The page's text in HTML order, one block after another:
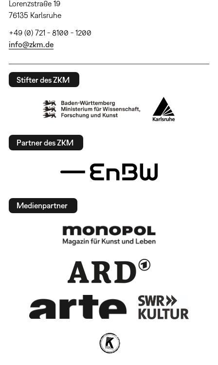
Lorenzstraße 19
76135 Karlsruhe
+49 (0) 721 - 8100 - 1200
info@zkm.de
Stifter des ZKM
Partner des ZKM
Medienpartner